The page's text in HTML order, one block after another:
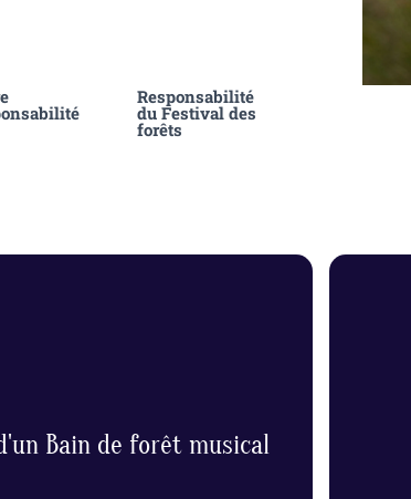
Responsabilité
du Festival des
forêts
Bain de forêt musical